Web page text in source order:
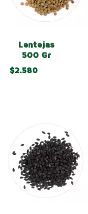
Lentejas
500 Gr
$2.580